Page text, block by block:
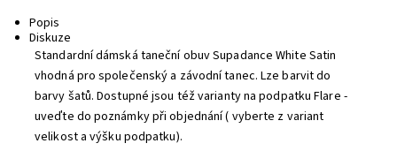
Popis
Diskuze
Standardní dámská taneční obuv Supadance White Satin
vhodná pro společenský a závodní tanec. Lze barvit do
barvy šatů. Dostupné jsou též varianty na podpatku Flare -
uveďte do poznámky při objednání ( vyberte z variant
velikost a výšku podpatku).